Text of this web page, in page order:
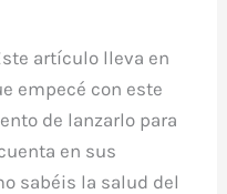
artículo lleva en
empecé con este
de lanzarlo para
en sus
sabéis la salud del